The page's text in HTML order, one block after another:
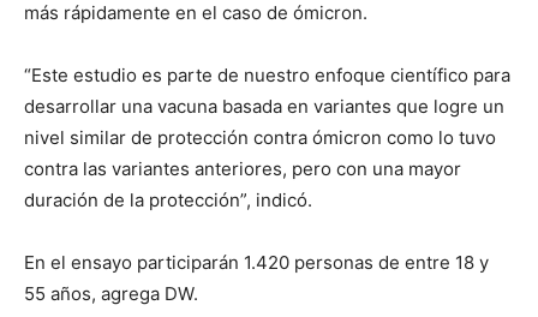
más rápidamente en el caso de ómicron.
“Este estudio es parte de nuestro enfoque científico para
desarrollar una vacuna basada en variantes que logre un
nivel similar de protección contra ómicron como lo tuvo
contra las variantes anteriores, pero con una mayor
duración de la protección”, indicó.
En el ensayo participarán 1.420 personas de entre 18 y
55 años, agrega DW.